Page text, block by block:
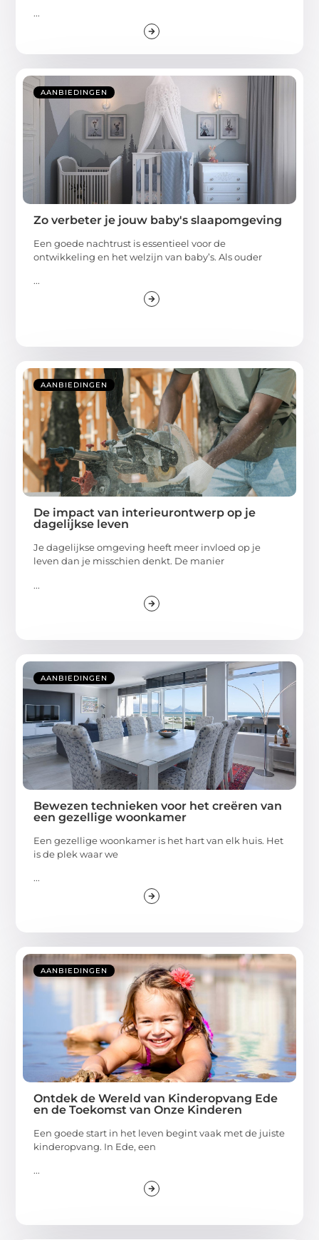
...
AANBIEDINGEN
Zo verbeter je jouw baby's slaapomgeving
Een goede nachtrust is essentieel voor de
ontwikkeling en het welzijn van baby’s. Als ouder
...
AANBIEDINGEN
De impact van interieurontwerp op je
dagelijkse leven
Je dagelijkse omgeving heeft meer invloed op je
leven dan je misschien denkt. De manier
...
AANBIEDINGEN
Bewezen technieken voor het creëren van
een gezellige woonkamer
Een gezellige woonkamer is het hart van elk huis. Het
is de plek waar we
...
AANBIEDINGEN
Ontdek de Wereld van Kinderopvang Ede
en de Toekomst van Onze Kinderen
Een goede start in het leven begint vaak met de juiste
kinderopvang. In Ede, een
...